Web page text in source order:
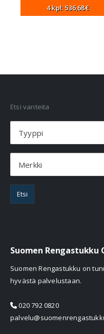
4 kpl: 536,68€
Etsi vanteita
Tyyppi
Merkki
Etsi
Suomen Rengastukku
Suomen Rengastukku on
hyvästä palvelustaan.
020 792 0820